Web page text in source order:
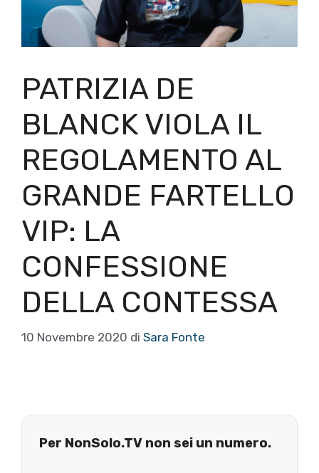
PATRIZIA DE
BLANCK VIOLA IL
REGOLAMENTO AL
GRANDE FARTELLO
VIP: LA
CONFESSIONE
DELLA CONTESSA
10 Novembre 2020 di Sara Fonte
Per NonSolo.TV non sei un numero.